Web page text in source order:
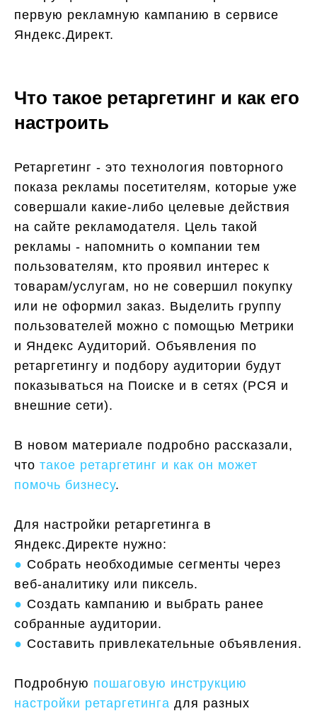
первую рекламную кампанию в сервисе
Яндекс.Директ.
Что такое ретаргетинг и как его
настроить
Ретаргетинг - это технология повторного
показа рекламы посетителям, которые уже
совершали какие-либо целевые действия
на сайте рекламодателя. Цель такой
рекламы - напомнить о компании тем
пользователям, кто проявил интерес к
товарам/услугам, но не совершил покупку
или не оформил заказ. Выделить группу
пользователей можно с помощью Метрики
и Яндекс Аудиторий. Объявления по
ретаргетингу и подбору аудитории будут
показываться на Поиске и в сетях (РСЯ и
внешние сети).
В новом материале подробно рассказали,
что такое ретаргетинг и как он может
помочь бизнесу.
Для настройки ретаргетинга в
Яндекс.Директе нужно:
● Собрать необходимые сегменты через
веб-аналитику или пиксель.
● Создать кампанию и выбрать ранее
собранные аудитории.
● Составить привлекательные объявления.
Подробную пошаговую инструкцию
настройки ретаргетинга для разных